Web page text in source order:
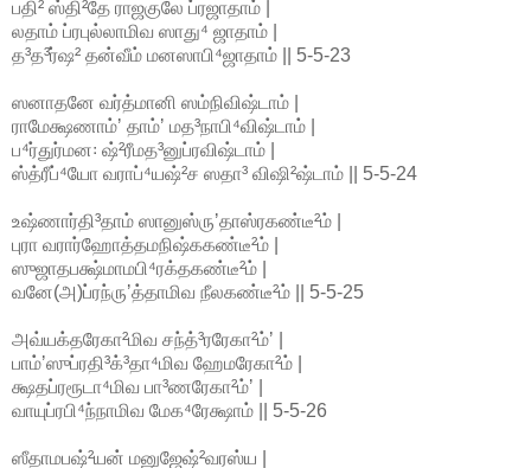
பதி² ஸ்தி²தே ராஜகுலே ப்ரஜாதாம் |
லதாம் ப்ரபுல்லாமிவ ஸாது⁴ ஜாதாம் |
த³த³ர்ஷ² தன்வீம் மனஸாபி⁴ஜாதாம் || 5-5-23
ஸனாதனே வர்த்மானி ஸம்நிவிஷ்டாம் |
ராமேக்ஷணாம்ʼ தாம்ʼ மத³நாபி⁴விஷ்டாம் |
ப⁴ர்துர்மன꞉ ஷ்²ரீமத³னுப்ரவிஷ்டாம் |
ஸ்த்ரீப்⁴யோ வராப்⁴யஷ்²ச ஸதா³ விஷி²ஷ்டாம் || 5-5-24
உஷ்ணார்தி³தாம் ஸானுஸ்ருʼதாஸ்ரகண்டீ²ம் |
புரா வரார்ஹோத்தமநிஷ்ககண்டீ²ம் |
ஸுஜாதபக்ஷ்மாமபி⁴ரக்தகண்டீ²ம் |
வனே(அ)ப்ரந்ருʼத்தாமிவ நீலகண்டீ²ம் || 5-5-25
அவ்யக்தரேகா²மிவ சந்த்³ரரேகா²ம்ʼ |
பாம்ʼஸுப்ரதி³க்³தா⁴மிவ ஹேமரேகா²ம் |
க்ஷதப்ரரூடா⁴மிவ பா³ணரேகா²ம்ʼ |
வாயுப்ரபி⁴ந்நாமிவ மேக⁴ரேக்ஷாம் || 5-5-26
ஸீதாமபஷ்²யன் மனுஜேஷ்²வரஸ்ய |